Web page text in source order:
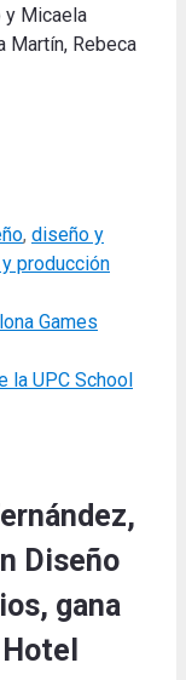
y Micaela
Martín, Rebeca
, diseño y
producción
Games
la UPC School
Diseño
gana